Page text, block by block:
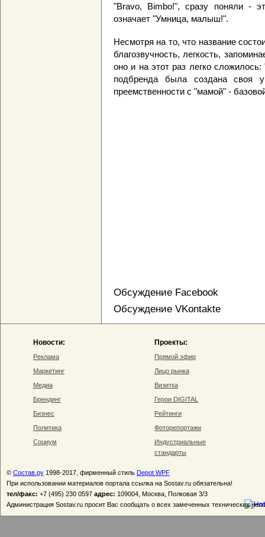
"Bravo, Bimbo!", сразу поняли -
означает "Умница, малыш!".
Несмотря на то, что название
благозвучность, легкость,
оно и на этот раз легко
подбренда была создана своя
преемственности с "мамой" -
Обсуждение Facebook
Обсуждение VKontakte
Новости:
Реклама
Маркетинг
Медиа
Брендинг
Бизнес
Политика
Социум
Проекты:
Прямой эфир
Лицо рынка
Визитка
Герои DIGITAL
Рейтинги
Фоторепортажи
Индустриальные
стандарты
© Состав.ру 1998-2017, фирменный стиль Depot WPF
При использовании материалов портала ссылка на Sostav.ru обязательна!
тел/факс: +7 (495) 230 0597 адрес: 109004, Москва, Полковая 3/3
Администрация Sostav.ru просит Вас сообщать о всех замеченных технических